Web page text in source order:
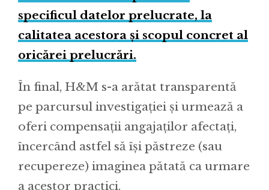
specificul datelor prelucrate, la
calitatea acestora și scopul concret al
oricărei prelucrări.
În final, H&M s-a arătat transparentă
pe parcursul investigației și urmează a
oferi compensații angajaților afectați,
încercând astfel să își păstreze (sau
recupereze) imaginea pătată ca urmare
a acestor practici.